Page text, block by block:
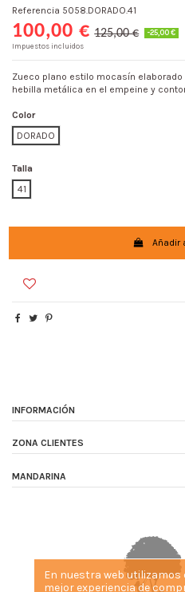
Referencia 5058.DORADO.41
100,00 € 125,00 € -25,00 €
Impuestos incluidos
Zueco plano estilo mocasín
hebilla metálica en el empeine y
Color
DORADO
Talla
41
Añadir
INFORMACIÓN
ZONA CLIENTES
MANDARINA
En nuestra web
mejor experiencia de